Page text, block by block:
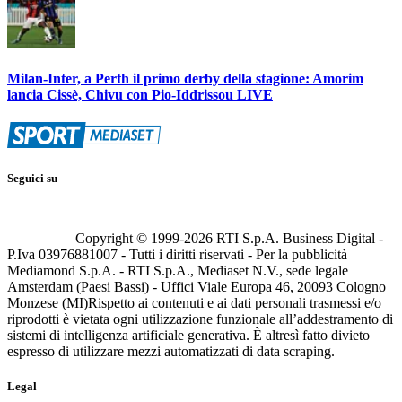
Milan-Inter, a Perth il primo derby della stagione: Amorim
lancia Cissè, Chivu con Pio-Iddrissou LIVE
Seguici su
Copyright © 1999-2026 RTI S.p.A. Business Digital -
P.Iva 03976881007 - Tutti i diritti riservati - Per la pubblicità
Mediamond S.p.A. - RTI S.p.A., Mediaset N.V., sede legale
Amsterdam (Paesi Bassi) - Uffici Viale Europa 46, 20093 Cologno
Monzese (MI)Rispetto ai contenuti e ai dati personali trasmessi e/o
riprodotti è vietata ogni utilizzazione funzionale all’addestramento di
sistemi di intelligenza artificiale generativa. È altresì fatto divieto
espresso di utilizzare mezzi automatizzati di data scraping.
Legal